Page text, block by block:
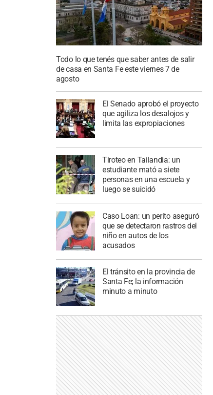
Todo lo que tenés que saber antes de salir
de casa en Santa Fe este viernes 7 de
agosto
El Senado aprobó el proyecto
que agiliza los desalojos y
limita las expropiaciones
Tiroteo en Tailandia: un
estudiante mató a siete
personas en una escuela y
luego se suicidó
Caso Loan: un perito aseguró
que se detectaron rastros del
niño en autos de los
acusados
El tránsito en la provincia de
Santa Fe; la información
minuto a minuto